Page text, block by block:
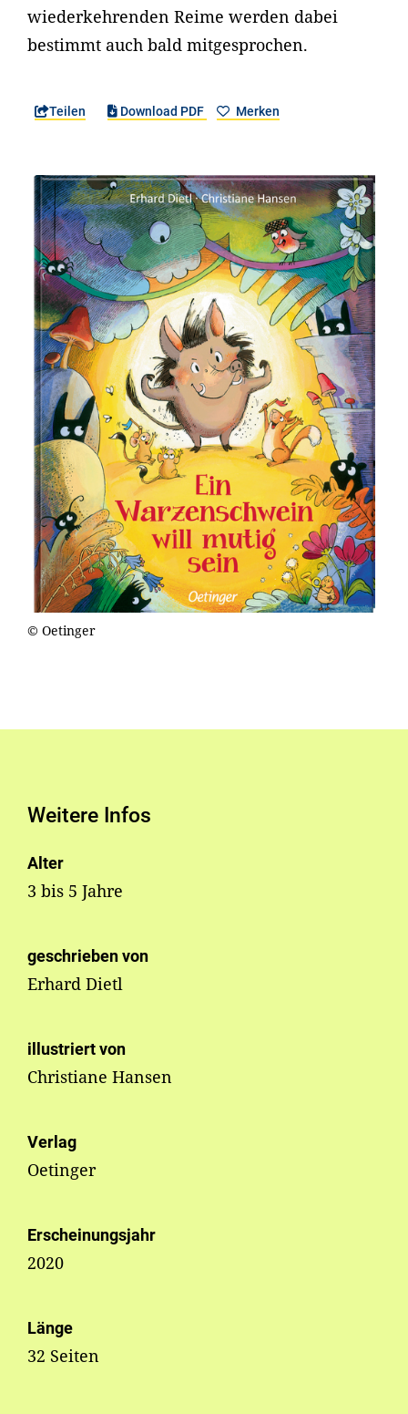
wiederkehrenden Reime werden dabei
bestimmt auch bald mitgesprochen.
Teilen Download PDF Merken
© Oetinger
Weitere Infos
Alter
3 bis 5 Jahre
geschrieben von
Erhard Dietl
illustriert von
Christiane Hansen
Verlag
Oetinger
Erscheinungsjahr
2020
Länge
32 Seiten